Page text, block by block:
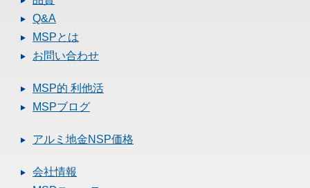
Q&A
MSPとは
お問い合わせ
MSP的 利他活
MSPブログ
アルミ地金NSP価格
会社情報